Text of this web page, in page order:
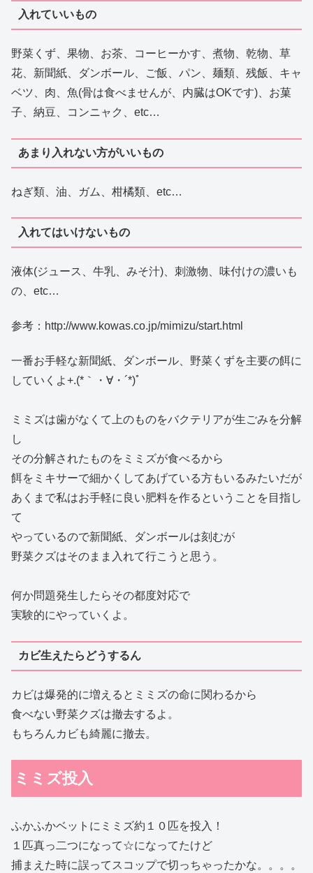
入れていいもの
野菜くず、果物、お茶、コーヒーかす、煮物、乾物、草
花、新聞紙、ダンボール、ご飯、パン、麺類、残飯、キャ
ベツ、肉、魚(骨は食べませんが、内臓はOKです)、お菓
子、納豆、コンニャク、etc…
あまり入れない方がいいもの
ねぎ類、油、ガム、柑橘類、etc…
入れてはいけないもの
液体(ジュース、牛乳、みそ汁)、刺激物、味付けの濃いも
の、etc…
参考：http://www.kowas.co.jp/mimizu/start.html
一番お手軽な新聞紙、ダンボール、野菜くずを主要の餌に
していくよ+.(*｀・∀・´*)ﾟ
ミミズは歯がなくて上のものをバクテリアが生ごみを分解
し
その分解されたものをミミズが食べるから
餌をミキサーで細かくしてあげている方もいるみたいだが
あくまで私はお手軽に良い肥料を作るということを目指し
て
やっているので新聞紙、ダンボールは刻むが
野菜クズはそのまま入れて行こうと思う。
何か問題発生したらその都度対応で
実験的にやっていくよ。
カビ生えたらどうするん
カビは爆発的に増えるとミミズの命に関わるから
食べない野菜クズは撤去するよ。
もちろんカビも綺麗に撤去。
ミミズ投入
ふかふかベットにミミズ約１０匹を投入！
１匹真っ二つになって☆になってたけど
捕まえた時に誤ってスコップで切っちゃったかな。。。。